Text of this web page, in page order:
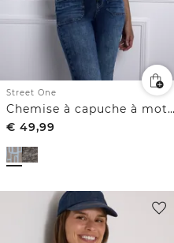
Street One
Chemise à capuche à motifs
€ 49,99